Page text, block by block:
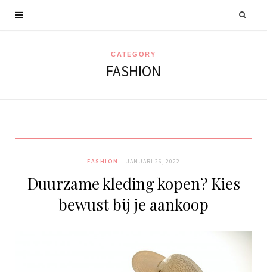
CATEGORY
FASHION
FASHION JANUARI 26, 2022
Duurzame kleding kopen? Kies
bewust bij je aankoop